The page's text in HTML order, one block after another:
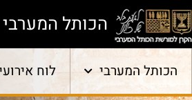
הכותל המערבי
הכותל המערבי לוח